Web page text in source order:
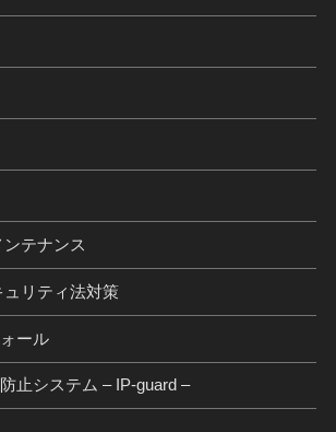
テナンス
リティ法対策
ール
止システム – IP-guard –